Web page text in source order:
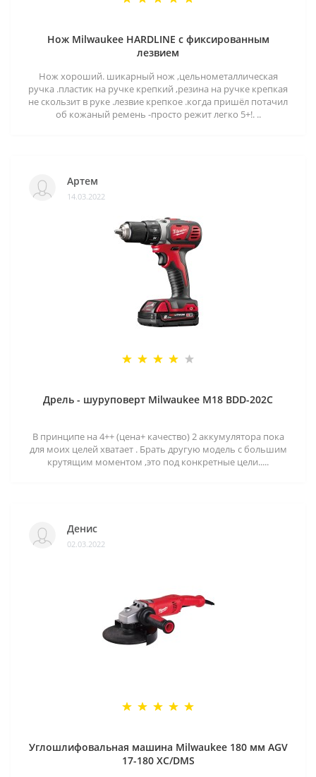
Нож Milwaukee HARDLINE с фиксированным
лезвием
Нож хороший. шикарный нож ,цельнометаллическая
ручка .пластик на ручке крепкий ,резина на ручке крепкая
не скользит в руке .лезвие крепкое .когда пришёл потачил
об кожаный ремень -просто режит легко 5+!. ..
Артем
14.03.2022
Дрель - шуруповерт Milwaukee M18 BDD-202C
В принципе на 4++ (цена+ качество) 2 аккумулятора пока
для моих целей хватает . Брать другую модель с большим
крутящим моментом ,это под конкретные цели.....
Денис
02.03.2022
Углошлифовальная машина Milwaukee 180 мм AGV
17-180 XC/DMS